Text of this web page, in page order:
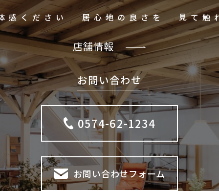
ご体感ください 居心地の良さを
店舗情報
お問い合わせ
0574-62-1234
お問い合わせフォーム